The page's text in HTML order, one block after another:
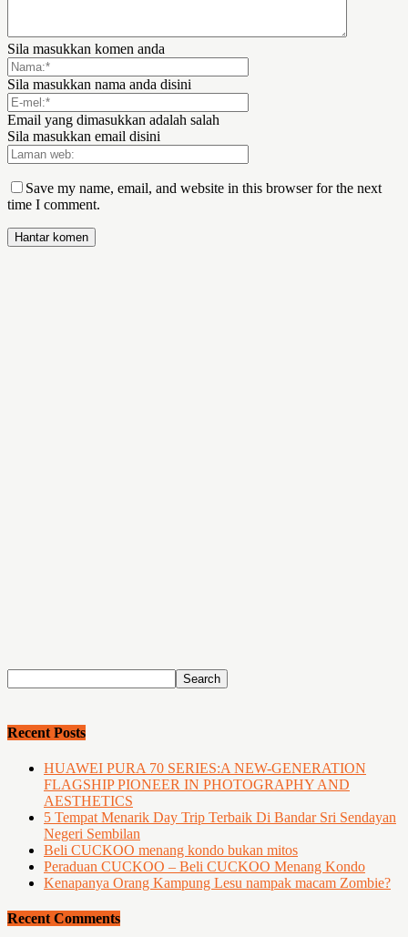
Sila masukkan komen anda
Sila masukkan nama anda disini
Email yang dimasukkan adalah salah
Sila masukkan email disini
Save my name, email, and website in this browser for the next
time I comment.
Recent Posts
HUAWEI PURA 70 SERIES:A NEW-GENERATION
FLAGSHIP PIONEER IN PHOTOGRAPHY AND
AESTHETICS
5 Tempat Menarik Day Trip Terbaik Di Bandar Sri Sendayan
Negeri Sembilan
Beli CUCKOO menang kondo bukan mitos
Peraduan CUCKOO – Beli CUCKOO Menang Kondo
Kenapanya Orang Kampung Lesu nampak macam Zombie?
Recent Comments